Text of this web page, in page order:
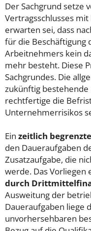
Der Sachgrund setze
Vertragsschlusses
erwarten sei, dass
für die Beschäftigung
Arbeitnehmers kein
mehr besteht. Diese
Sachgrundes. Die
zukünftig
rechtfertige die
Unternehmerrisikos
Ein zeitlich
den Daueraufgaben
Zusatzaufgabe, die
werde. Das Vorliegen
durch
Ausweitung der
Daueraufgaben liege
unvorhersehbaren